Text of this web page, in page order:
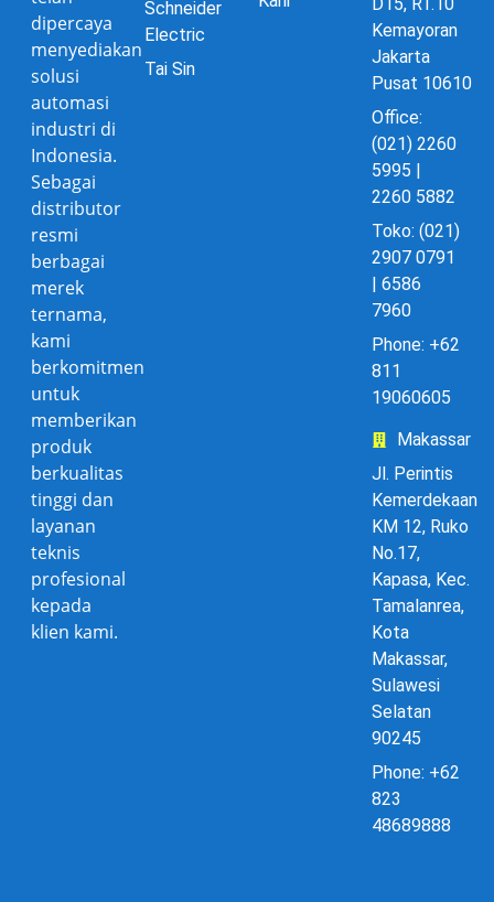
dipercaya
menyediakan
solusi
automasi
industri di
Indonesia.
Sebagai
distributor
resmi
berbagai
merek
ternama,
kami
berkomitmen
untuk
memberikan
produk
berkualitas
tinggi dan
layanan
teknis
profesional
kepada
klien kami.
Schneider
Electric
Tai Sin
Kemayoran
Jakarta
Pusat 10610
Office:
(021) 2260
5995 |
2260 5882
Toko: (021)
2907 0791
| 6586
7960
Phone: +62
811
19060605
Makassar
Jl. Perintis
Kemerdekaan
KM 12, Ruko
No.17,
Kapasa, Kec.
Tamalanrea,
Kota
Makassar,
Sulawesi
Selatan
90245
Phone: +62
823
48689888